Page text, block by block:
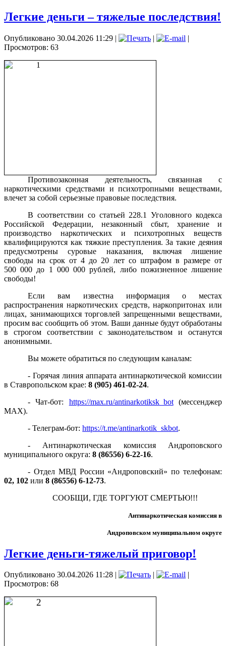
Легкие деньги – тяжелые последствия!
Опубликовано 30.04.2026 11:29 | |
|
Просмотров: 63
Противозаконная деятельность, связанная с
наркотическими средствами и психотропными веществами,
влечет за собой серьезные правовые последствия.
В соответствии со статьей 228.1 Уголовного кодекса
Российской Федерации, незаконный сбыт, хранение и
производство наркотических и психотропных веществ
квалифицируются как тяжкие преступления. За такие деяния
предусмотрены суровые наказания, включая лишение
свободы на срок от 4 до 20 лет со штрафом в размере от
500 000 до 1 000 000 рублей, либо пожизненное лишение
свободы!
Если вам известна информация о местах
распространения наркотических средств, наркопритонах или
лицах, занимающихся торговлей запрещенными веществами,
просим вас сообщить об этом. Ваши данные будут обработаны
в строгом соответствии с законодательством и останутся
анонимными.
Вы можете обратиться по следующим каналам:
- Горячая линия аппарата антинаркотической комиссии
в Ставропольском крае: 8 (905) 461-02-24.
- Чат-бот: https://max.ru/antinarkotiksk_bot(мессенджер
MAX).
- Телеграм-бот:https://t.me/antinarkotik_skbot.
- Антинаркотическая комиссия Андроповского
муниципального округа: 8 (86556) 6-22-16.
- Отдел МВД России «Андроповский» по телефонам:
02, 102 или 8 (86556) 6-12-73.
СООБЩИ, ГДЕ ТОРГУЮТ СМЕРТЬЮ!!!
Антинаркотическая комиссия в
Андроповском муниципальном округе
Легкие деньги-тяжелый приговор!
Опубликовано 30.04.2026 11:28 | |
|
Просмотров: 68